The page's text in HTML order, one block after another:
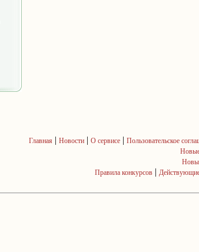
Главная | Новости| О сервисе| Пользовательское
Правила конкурсов |